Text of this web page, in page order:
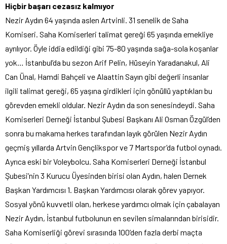
Hiçbir başarı cezasız kalmıyor
Nezir Aydın 64 yaşında aslen Artvinli. 31 senelik de Saha
Komiseri. Saha Komiserleri talimat gereği 65 yaşında emekliye
ayrılıyor. Öyle iddia edildiği gibi 75-80 yaşında sağa-sola koşanlar
yok… İstanbul’da bu sezon Arif Pelin, Hüseyin Yaradanakul, Ali
Can Ünal, Hamdi Bahçeli ve Alaattin Sayın gibi değerli insanlar
ilgili talimat gereği, 65 yaşına girdikleri için gönüllü yaptıkları bu
görevden emekli oldular. Nezir Aydın da son senesindeydi. Saha
Komiserleri Derneği İstanbul Şubesi Başkanı Ali Osman Özgül’den
sonra bu makama herkes tarafından layık görülen Nezir Aydın
geçmiş yıllarda Artvin Gençlikspor ve 7 Martspor’da futbol oynadı.
Ayrıca eski bir Voleybolcu. Saha Komiserleri Derneği İstanbul
Şubesi’nin 3 Kurucu Üyesinden birisi olan Aydın, halen Dernek
Başkan Yardımcısı 1. Başkan Yardımcısı olarak görev yapıyor.
Sosyal yönü kuvvetli olan, herkese yardımcı olmak için çabalayan
Nezir Aydın, İstanbul futbolunun en sevilen simalarından birisidir.
Saha Komiserliği görevi sırasında 100’den fazla derbi maçta